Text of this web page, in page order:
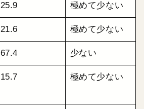
25.9 極めて少ない
21.6 極めて少ない
67.4 少ない
15.7 極めて少ない